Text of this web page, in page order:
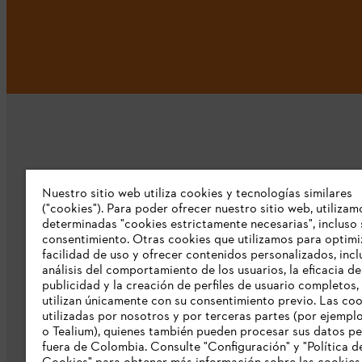
Nuestra empresa
Sobre nosostros
Prensa
Catálogo STIHL
Línea de Integridad de STIHL
Acceso Exclusivo Distribuidores STIHL
Nuestro sitio web utiliza cookies y tecnologías similares
("cookies"). Para poder ofrecer nuestro sitio web,
determinadas "cookies estrictamente necesarias", incluso
consentimiento. Otras cookies que utilizamos para
facilidad de uso y ofrecer contenidos personalizados,
análisis del comportamiento de los usuarios, la eficacia
publicidad y la creación de perfiles de usuario completos,
utilizan únicamente con su consentimiento previo. Las
utilizadas por nosotros y por terceras partes (por
o Tealium), quienes también pueden procesar sus datos
fuera de Colombia. Consulte "Configuración" y "Política